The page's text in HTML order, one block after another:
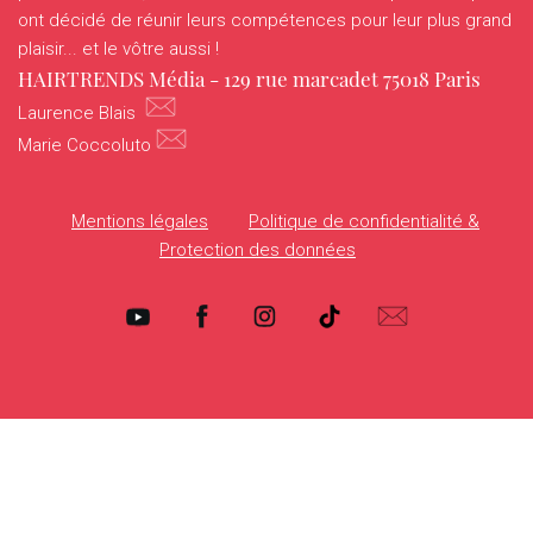
HOTTRENDS
VANITYHAIR
ont décidé de réunir leurs compétences pour leur plus grand
plaisir... et le vôtre aussi !
HAIRTRENDS Média - 129 rue marcadet 75018 Paris
Laurence Blais
Marie Coccoluto
Mentions légales
Politique de confidentialité &
Protection des données